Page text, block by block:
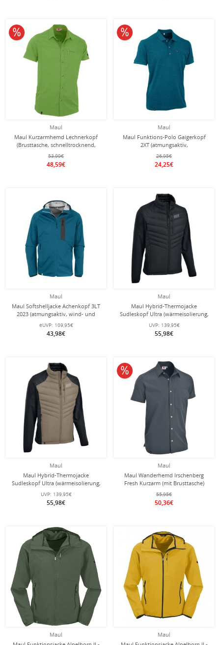
Maul
Maul Kurzarmhemd Lechnerkopf
(Brusttasche, schnelltrocknend,
sportlicher Schnitt) grün Herren
53,99€
48,59€
10% reduziert
Maul
Maul Funktions-Polo Gaigerkopf
2XT (atmungsaktiv,
schnelltrocknend, dauerhaft frisch
durch Polygiene) petrol Herren
26,95€
24,25€
10% reduziert
Maul
Maul Softshelljacke Achenkopf 3LT
2023 (atmungsaktiv, wind- und
wasserdicht) petrolblau Herren
eUVP: 109,95€
43,98€
Maul
Maul Hybrid-Thermojacke
Sudleskopf Ultra (wärmeisolierung,
atmungsaktiv) schwarz Herren
UVP: 139,95€
55,98€
Maul
Maul Hybrid-Thermojacke
Sudleskopf Ultra (wärmeisolierung,
atmungsaktiv) beige/schwarz Herren
UVP: 139,95€
55,98€
Maul
Maul Wanderhemd Irschenberg
Fresh Kurzarm (mit Brusttasche)
dunkelgrau Herren
55,95€
50,36€
10% reduziert
Maul
Maul